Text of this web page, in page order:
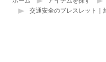
交通安全のブレスレット｜